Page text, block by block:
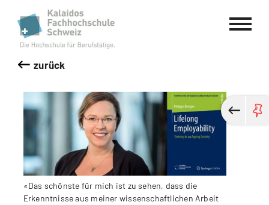
Kalaidos Fachhochschule Schweiz
zurück
«Das schönste für mich ist zu sehen, dass die
Erkenntnisse aus meiner wissenschaftlichen Arbeit